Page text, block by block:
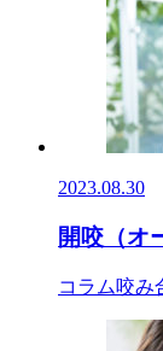
2023.08.30
開咬（オ
コラム咬み